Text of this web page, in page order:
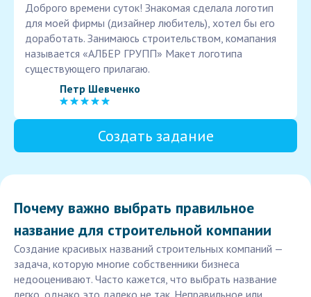
Доброго времени суток! Знакомая сделала логотип
для моей фирмы (дизайнер любитель), хотел бы его
доработать. Занимаюсь строительством, комапания
называется «АЛБЕР ГРУПП» Макет логотипа
существующего прилагаю.
Петр Шевченко
Создать задание
Почему важно выбрать правильное
название для строительной компании
Создание красивых названий строительных компаний —
задача, которую многие собственники бизнеса
недооценивают. Часто кажется, что выбрать название